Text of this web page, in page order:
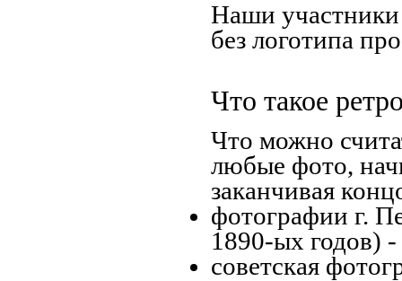
Наши участники
без логотипа
Что такое
Что можно
любые фото,
заканчивая
фотографии г.
1890-ых годов)
советская